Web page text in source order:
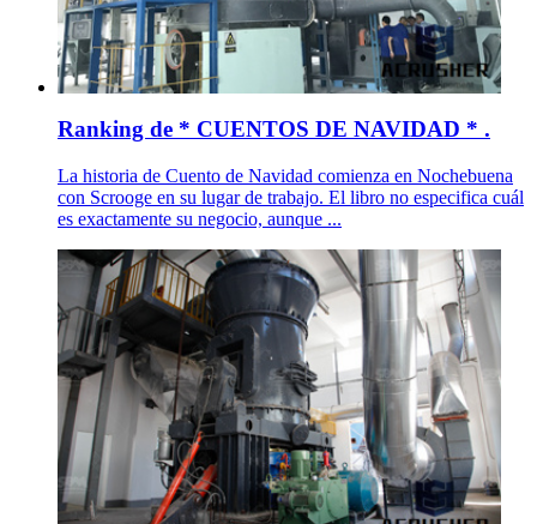
Ranking de * CUENTOS DE NAVIDAD * .
La historia de Cuento de Navidad comienza en Nochebuena
con Scrooge en su lugar de trabajo. El libro no especifica cuál
es exactamente su negocio, aunque ...